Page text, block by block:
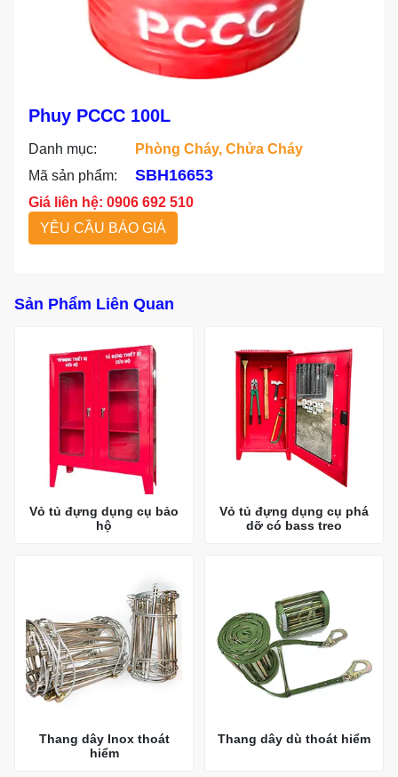
Phuy PCCC 100L
Danh mục:
Phòng Cháy, Chửa Cháy
Mã sản phẩm:
SBH16653
Giá liên hệ: 0906 692 510
YÊU CẦU BÁO GIÁ
Sản Phẩm Liên Quan
Vỏ tủ đựng dụng cụ bảo
hộ
Vỏ tủ đựng dụng cụ phá
dỡ có bass treo
Thang dây Inox thoát
hiểm
Thang dây dù thoát hiểm